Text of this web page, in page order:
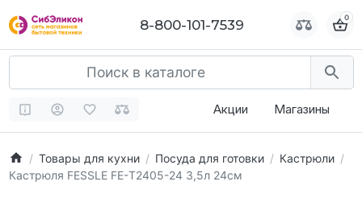
8-800-101-7539 0
Акции Магазины
Товары для кухни Посуда для готовки
Кастрюли
Кастрюля FESSLE FЕ-T2405-24 3,5л 24см
8-800-101-7539 0